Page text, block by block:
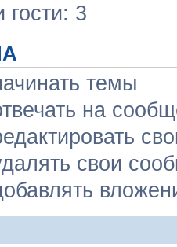
гости: 3
темы
на
свои